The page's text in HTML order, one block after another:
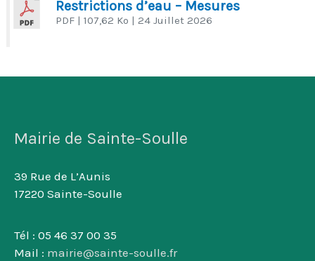
Restrictions d’eau – Mesures
PDF | 107,62 Ko | 24 Juillet 2026
Mairie de Sainte-Soulle
39 Rue de L’Aunis
17220 Sainte-Soulle
Tél : 05 46 37 00 35
Mail : mairie@sainte-soulle.fr